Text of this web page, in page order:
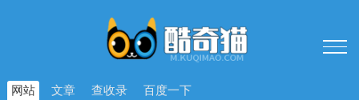
网站 文章 查收录 百度一下